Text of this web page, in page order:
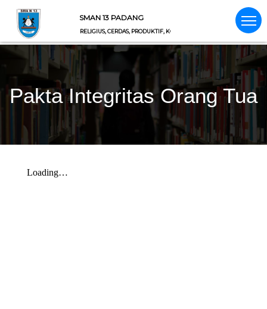
SMAN 13 PADANG
RELIGIUS, CERDAS, PRODUKTIF, KOMPETITIF, DAN PEDULI
Pakta Integritas Orang Tua